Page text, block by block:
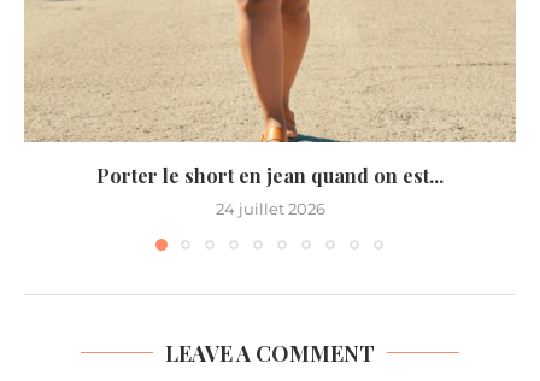
Porter le short en jean quand on est...
24 juillet 2026
LEAVE A COMMENT